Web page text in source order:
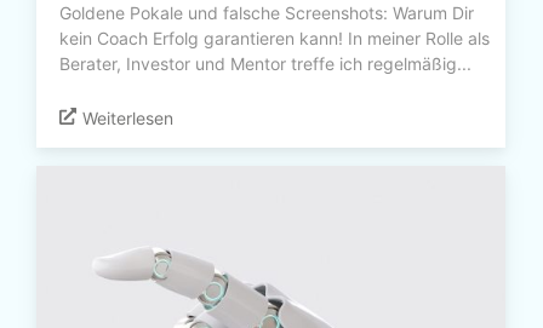
Goldene Pokale und falsche Screenshots: Warum Dir
kein Coach Erfolg garantieren kann! In meiner Rolle als
Berater, Investor und Mentor treffe ich regelmäßig...
Weiterlesen